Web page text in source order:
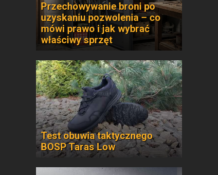
Przechowywanie broni po
uzyskaniu pozwolenia – co
mówi prawo i jak wybrać
właściwy sprzęt
Test obuwia taktycznego
BOSP Taras Low